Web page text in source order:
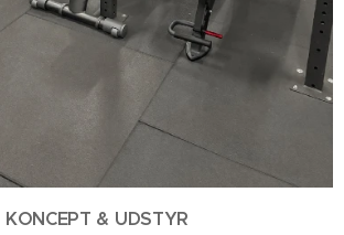
KONCEPT & UDSTYR